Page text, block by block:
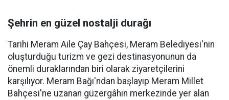
Şehrin en güzel nostalji durağı
Tarihi Meram Aile Çay Bahçesi, Meram Belediyesi'nin
oluşturduğu turizm ve gezi destinasyonunun da
önemli duraklarından biri olarak ziyaretçilerini
karşılıyor. Meram Bağı'ndan başlayıp Meram Millet
Bahçesi'ne uzanan güzergâhın merkezinde yer alan